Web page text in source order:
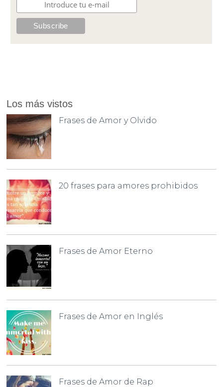
Los más vistos
Frases de Amor y Olvido
20 frases para amores prohibidos
Frases de Amor Eterno
Frases de Amor en Inglés
Frases de Amor de Rap